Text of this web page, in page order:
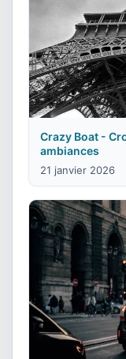
Crazy Boat -
ambiances
21 janvier 2026